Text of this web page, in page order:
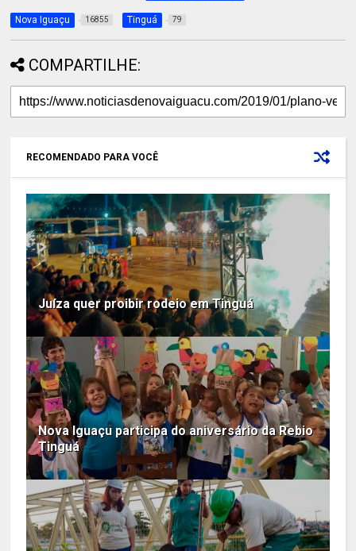
Nova Iguaçu 16855 Tinguá 79
COMPARTILHE:
RECOMENDADO PARA VOCÊ
Juíza quer proibir rodeio em Tinguá
Nova Iguaçu participa do aniversário da Rebio
Tinguá